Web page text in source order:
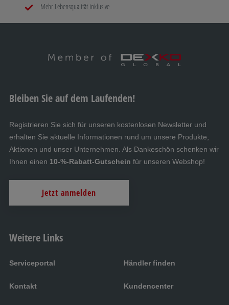
Mehr Lebensqualität inklusive
Weitere Links
Serviceportal Händler finden
Kontakt Kundencenter
Bleiben Sie auf dem Laufenden!
Registrieren Sie sich für unseren kostenlosen Newsletter und
erhalten Sie aktuelle Informationen rund um unsere Produkte,
Aktionen und unser Unternehmen. Als Dankeschön schenken wir
Ihnen einen 10-%-Rabatt-Gutschein für unseren Webshop!
Jetzt anmelden